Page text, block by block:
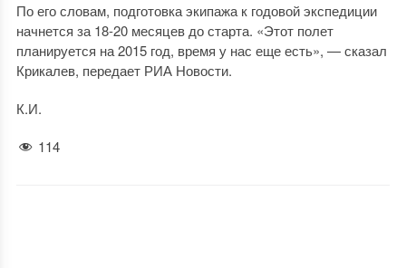
По его словам, подготовка экипажа к годовой экспедиции
начнется за 18-20 месяцев до старта. «Этот полет
планируется на 2015 год, время у нас еще есть», — сказал
Крикалев, передает РИА Новости.
К.И.
114